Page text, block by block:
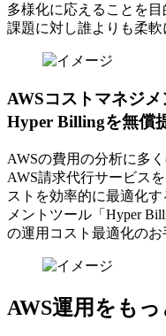
多様化に応えることを
課題に対し誰よりも柔軟
AWSコストマネジ
Hyper Billingを無償
AWSの費⽤の分析に多
AWS請求代⾏サービス
ストを効率的に最適化
メントツール「Hyper
の運⽤コスト最適化のお
AWS運用をも